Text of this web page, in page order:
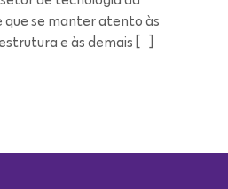
que se manter atento às
e às demais […]